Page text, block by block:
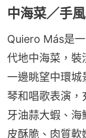
中海菜／手
Quiero Más是
代地中海菜，裝
一邊眺望中環城
琴和唱歌表演，
牙油蒜大蝦、
皮酥脆、肉質